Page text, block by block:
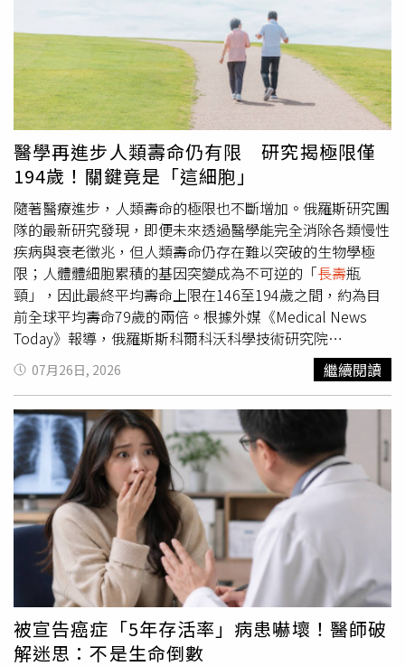
備工作，直到法院作出最終判決為止，並要求環境部、國家
安全部及以色列監獄管理局於週三前提出說明。以色列自然
與公園管理局長期反對這項計畫，認為全球沒有任何專業或
科學依據支持將鱷魚作為監獄安全設施，同時警告引進大
型、長壽 且非原生掠食動物，恐對自然生態、民眾安全，以
及監獄受刑人與工作人員造成風險。不過，班吉維爾辦公室
表示，監獄護城河工程已經展開，並強調「任何認為這只是
噱頭的人都錯了」。官方稱監獄管理局已完成完整規畫，包
括鱷魚的飼養、照護及休息空間，國家安全部也已編列約
700萬美元預算興建護城河。
醫學再進步人類壽命仍有限 研究揭極限僅
194歲！關鍵竟是「這細胞」
隨著醫療進步，人類壽命的極限也不斷增加。俄羅斯研究團
隊的最新研究發現，即便未來透過醫學能完全消除各類慢性
疾病與衰老徵兆，但人類壽命仍存在難以突破的生物學極
限；人體體細胞累積的基因突變成為不可逆的「長壽瓶
頸」，因此最終平均壽命上限在146至194歲之間，約為目
前全球平均壽命79歲的兩倍。根據外媒《Medical News
Today》報導，俄羅斯斯科爾科沃科學技術研究院
（Skolkovo Institute of Science and Technology）的一項
最新研究，發表於最新一期《NPJ 衰老》（NPJ Aging）期
刊。研究人員表示，長期以來，科學界持續探索造成人體衰
老的根本原因，並在近年歸納出包含 DNA 端粒縮短、蛋白
質維護失效以及線粒體功能障礙等12個衰老特徵。然而，不
同於部分理論上可透過醫療手段逆轉的衰老現象，人體在進
行細胞分裂時，體細胞（非生殖細胞）不可避免地會產生基
因碼變異，這種變異可能源於紫外線、菸害等外在環境刺
激，也可能隨機發生，並隨時間推移持續累積，進一步損害
細胞功能並顯著增加罹病風險。有學者指出，一名80歲長者
的典型細胞中往往帶有數千個體細胞突變，由於人體內部缺
乏修正已寫入基因組傷害的修復機制，這些累積的損傷將持
續降低細胞運作效率，甚至演變為癌症。研究團隊透過模擬
計算發現，若能在完全無視體細胞突變的前提下排除所有衰
07月26日, 2026 繼續閱讀
被宣告癌症「5年存活率」病患嚇壞！醫師破
解迷思：不是生命倒數